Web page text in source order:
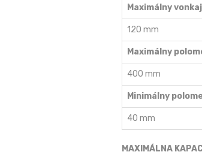
Maximálny
120 mm
Maximálny
400 mm
Minimálny
40 mm
MAXIMÁLNA